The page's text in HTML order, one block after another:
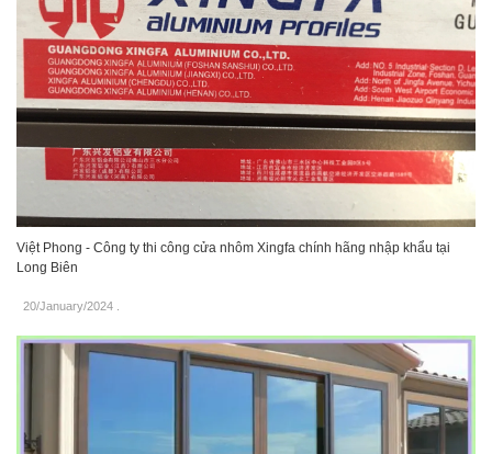
Việt Phong - Công ty thi công cửa nhôm Xingfa chính hãng nhập khẩu tại
Long Biên
20/January/2024